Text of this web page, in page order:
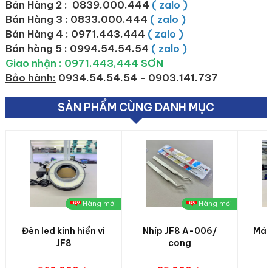
Bán Hàng 2 : 0839.000.444 ( zalo )
Bán Hàng 3 : 0833.000.444 ( zalo )
Bán Hàng 4 : 0971.443.444 ( zalo )
Bán hàng 5 : 0994.54.54.54 ( zalo )
Giao nhận : 0971.443,444 SƠN
Bảo hành: 0934.54.54.54 - 0903.141.737
SẢN PHẨM CÙNG DANH MỤC
Hàng mới
Đèn led kính hiển vi
JF8
Hàng mới
Nhíp JF8 A-006/
cong